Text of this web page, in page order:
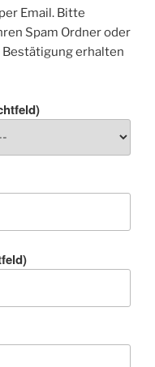
Email. Bitte
Spam Ordner oder
Bestätigung erhalten